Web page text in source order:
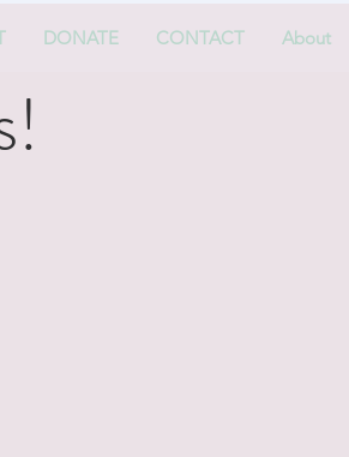
DONATE CONTACT About